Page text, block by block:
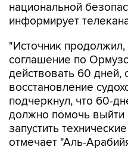
национальной
информирует
"Источник
соглашение по
действовать 60 дней,
восстановление
подчеркнул, что 60-
должно помочь выйти
запустить
отмечает "Аль-